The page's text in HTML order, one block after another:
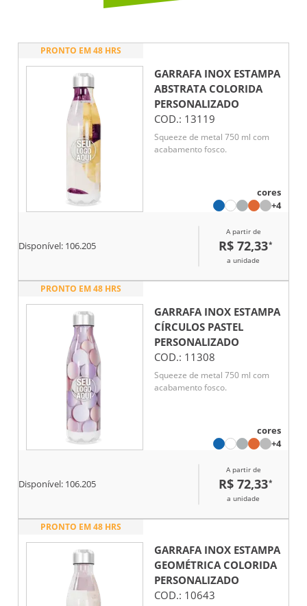
PRONTO EM 48 HRS
GARRAFA INOX ESTAMPA
ABSTRATA COLORIDA
PERSONALIZADO
COD.: 13119
Squeeze de metal 750 ml com
acabamento fosco.
cores
+4
Disponível: 106.205
A partir de
R$ 72,33*
a unidade
PRONTO EM 48 HRS
GARRAFA INOX ESTAMPA
CÍRCULOS PASTEL
PERSONALIZADO
COD.: 11308
Squeeze de metal 750 ml com
acabamento fosco.
cores
+4
Disponível: 106.205
A partir de
R$ 72,33*
a unidade
PRONTO EM 48 HRS
GARRAFA INOX ESTAMPA
GEOMÉTRICA COLORIDA
PERSONALIZADO
COD.: 10643